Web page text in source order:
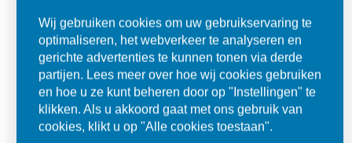
Wij gebruiken cookies om uw gebruikservaring te
optimaliseren, het webverkeer te analyseren en
gerichte advertenties te kunnen tonen via derde
partijen. Lees meer over hoe wij cookies gebruiken
en hoe u ze kunt beheren door op "Instellingen" te
klikken. Als u akkoord gaat met ons gebruik van
cookies, klikt u op "Alle cookies toestaan".